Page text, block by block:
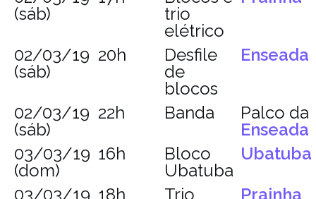
(sáb)
trio
elétrico
02/03/19
(sáb)
20h
Desfile
de
blocos
Enseada
02/03/19
(sáb)
22h Banda
Palco da
Enseada
03/03/19
(dom)
16h
Bloco
Ubatuba
Ubatuba
03/03/19 18h
Trio
Prainha